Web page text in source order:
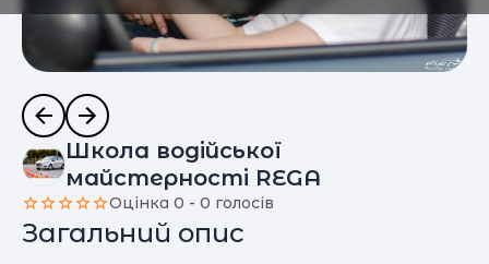
Школа водійської
майстерності REGA
Оцінка 0 - 0 голосів
Загальний опис